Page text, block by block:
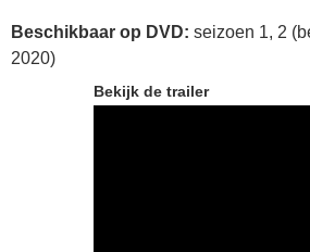
Beschikbaar op DVD: seizoen 1, 2
2020)
Bekijk de trailer